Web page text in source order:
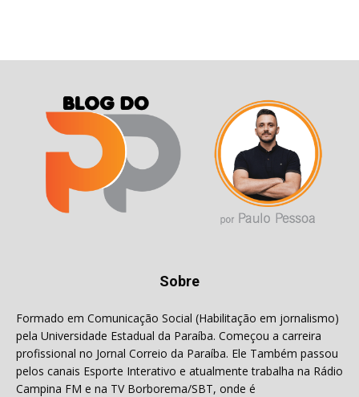
Sobre
Formado em Comunicação Social (Habilitação em jornalismo)
pela Universidade Estadual da Paraíba. Começou a carreira
profissional no Jornal Correio da Paraíba. Ele Também passou
pelos canais Esporte Interativo e atualmente trabalha na Rádio
Campina FM e na TV Borborema/SBT, onde é